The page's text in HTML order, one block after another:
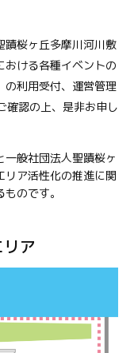
蹟桜ヶ丘多摩川河川敷
おける各種イベントの
の利用受付、運営管理
確認の上、是非お申し
般社団法人聖蹟桜ヶ
リア活性化の推進に関
のです。
ア